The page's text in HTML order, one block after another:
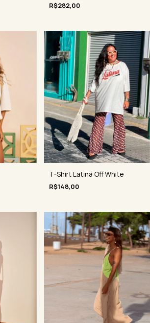
R$282,00
T-Shirt Latina Off White
R$148,00